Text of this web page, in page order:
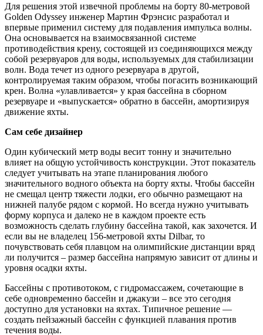
Для решения этой извечной проблемы на борту 80-метровой
Golden Odyssey инженер Мартин Фрэнсис разработал и
впервые применил систему для подавления импульса волны.
Она основывается на взаимосвязанной системе
противодействия крену, состоящей из соединяющихся между
собой резервуаров для воды, используемых для стабилизации
волн. Вода течет из одного резервуара в другой,
контролируемая таким образом, чтобы погасить возникающий
крен. Волна «улавливается» у края бассейна в сборном
резервуаре и «выпускается» обратно в бассейн, амортизируя
движение яхты.
Сам себе дизайнер
Один кубический метр воды весит тонну и значительно
влияет на общую устойчивость конструкции. Этот показатель
следует учитывать на этапе планирования любого
значительного водного объекта на борту яхты. Чтобы бассейн
не смещал центр тяжести лодки, его обычно размещают на
нижней палубе рядом с кормой. Но всегда нужно учитывать
форму корпуса и далеко не в каждом проекте есть
возможность сделать глубину бассейна такой, как захочется. И
если вы не владелец 156-метровой яхты Dilbar, то
почувствовать себя плавцом на олимпийские дистанции вряд
ли получится – размер бассейна напрямую зависит от длины и
уровня осадки яхты.
Бассейны с противотоком, с гидромассажем, сочетающие в
себе одновременно бассейн и джакузи – все это сегодня
доступно для установки на яхтах. Типичное решение —
создать пейзажный бассейн с функцией плавания против
течения воды.